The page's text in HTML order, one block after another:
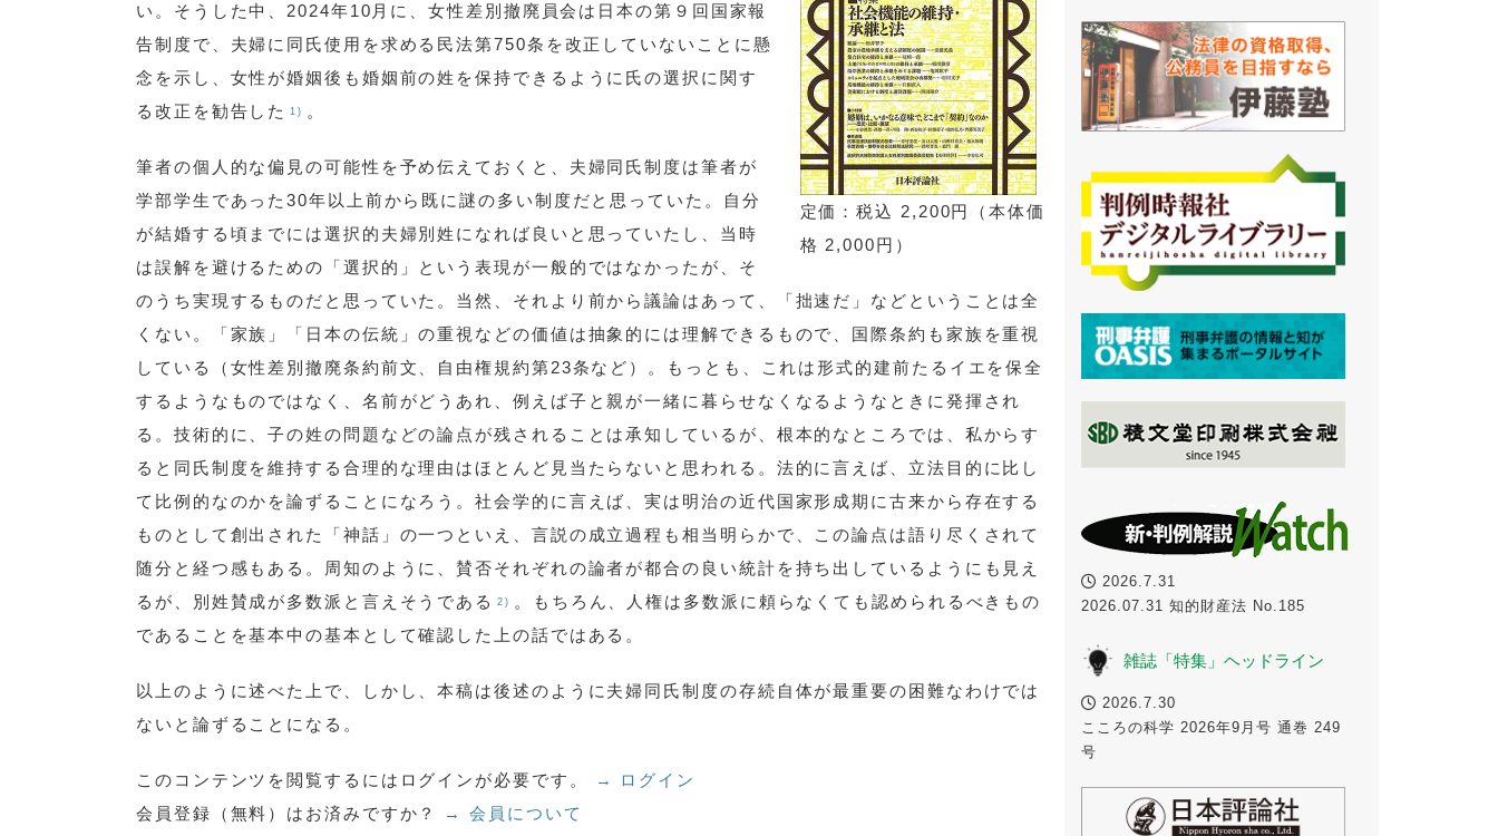
定価：税込 2,200円（本体価
格 2,000円）
い。そうした中、2024年10月に、女性差別撤廃員会は日本の第９回国家報
告制度で、夫婦に同氏使用を求める民法第750条を改正していないことに懸
念を示し、女性が婚姻後も婚姻前の姓を保持できるように氏の選択に関す
る改正を勧告した
1) 。
筆者の個人的な偏見の可能性を予め伝えておくと、夫婦同氏制度は筆者が
学部学生であった30年以上前から既に謎の多い制度だと思っていた。自分
が結婚する頃までには選択的夫婦別姓になれば良いと思っていたし、当時
は誤解を避けるための「選択的」という表現が一般的ではなかったが、そ
のうち実現するものだと思っていた。当然、それより前から議論はあって、「拙速だ」などということは全
くない。「家族」「日本の伝統」の重視などの価値は抽象的には理解できるもので、国際条約も家族を重視
している（女性差別撤廃条約前文、自由権規約第23条など）。もっとも、これは形式的建前たるイエを保全
するようなものではなく、名前がどうあれ、例えば子と親が一緒に暮らせなくなるようなときに発揮され
る。技術的に、子の姓の問題などの論点が残されることは承知しているが、根本的なところでは、私からす
ると同氏制度を維持する合理的な理由はほとんど見当たらないと思われる。法的に言えば、立法目的に比し
て比例的なのかを論ずることになろう。社会学的に言えば、実は明治の近代国家形成期に古来から存在する
ものとして創出された「神話」の一つといえ、言説の成立過程も相当明らかで、この論点は語り尽くされて
随分と経つ感もある。周知のように、賛否それぞれの論者が都合の良い統計を持ち出しているようにも見え
るが、別姓賛成が多数派と言えそうである
2)
。もちろん、人権は多数派に頼らなくても認められるべきもの
であることを基本中の基本として確認した上の話ではある。
以上のように述べた上で、しかし、本稿は後述のように夫婦同氏制度の存続自体が最重要の困難なわけでは
ないと論ずることになる。
このコンテンツを閲覧するにはログインが必要です。
→ ログイン
会員登録（無料）はお済みですか？
→ 会員について
2026.7.31
2026.07.31 知的財産法 No.185
雑誌「特集」ヘッドライン
2026.7.30
こころの科学 2026年9月号 通巻 249
号